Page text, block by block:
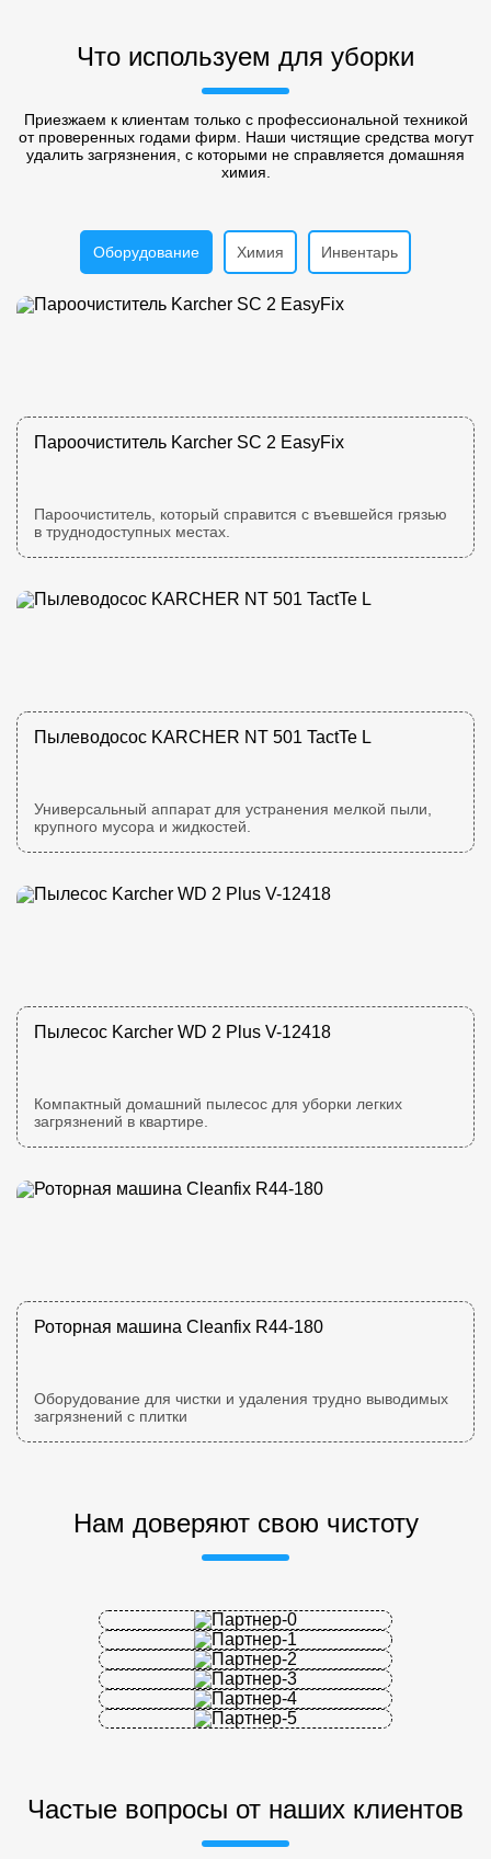
Что используем для уборки
Приезжаем к клиентам только с профессиональной техникой
от проверенных годами фирм. Наши чистящие средства могут
удалить загрязнения, с которыми не справляется домашняя
химия.
Оборудование Химия Инвентарь
Пароочиститель Karcher SC 2 EasyFix
Пароочиститель, который справится с въевшейся грязью
в труднодоступных местах.
Пылеводосос KARCHER NT 501 TactTe L
Универсальный аппарат для устранения мелкой пыли,
крупного мусора и жидкостей.
Пылесос Karcher WD 2 Plus V-12418
Компактный домашний пылесос для уборки легких
загрязнений в квартире.
Роторная машина Cleanfix R44-180
Оборудование для чистки и удаления трудно выводимых
загрязнений с плитки
Нам доверяют свою чистоту
Частые вопросы от наших клиентов